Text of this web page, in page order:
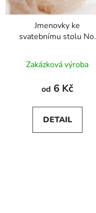
Jmenovky ke
svatebnímu stolu No.
Zakázková výroba
od 6 Kč
DETAIL